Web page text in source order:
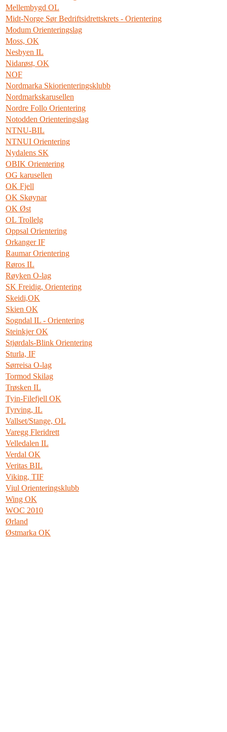
Mellembygd OL
Midt-Norge Sør Bedriftsidrettskrets - Orientering
Modum Orienteringslag
Moss, OK
Nesbyen IL
Nidarøst, OK
NOF
Nordmarka Skiorienteringsklubb
Nordmarkskarusellen
Nordre Follo Orientering
Notodden Orienteringslag
NTNU-BIL
NTNUI Orientering
Nydalens SK
OBIK Orientering
OG karusellen
OK Fjell
OK Skøynar
OK Øst
OL Trollelg
Oppsal Orientering
Orkanger IF
Raumar Orientering
Røros IL
Røyken O-lag
SK Freidig, Orientering
Skeidi,OK
Skien OK
Sogndal IL - Orientering
Steinkjer OK
Stjørdals-Blink Orientering
Sturla, IF
Sørreisa O-lag
Tormod Skilag
Trøsken IL
Tyin-Filefjell OK
Tyrving, IL
Vallset/Stange, OL
Varegg Fleridrett
Velledalen IL
Verdal OK
Veritas BIL
Viking, TIF
Viul Orienteringsklubb
Wing OK
WOC 2010
Ørland
Østmarka OK